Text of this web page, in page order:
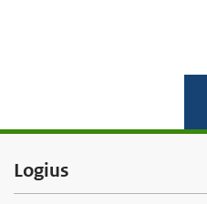
F
Logius